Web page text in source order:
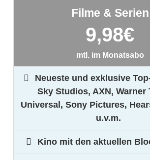
Filme & Serien
9,98€
mtl. im Monatsabo
Neueste und exklusive
Sky Studios, AXN, Warner
Universal, Sony Pictures,
u.v.m.
Kino mit den aktuellen